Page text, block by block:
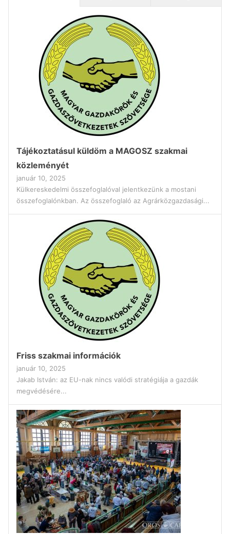
Tájékoztatásul küldöm a MAGOSZ szakmai
közleményét
január 10, 2025
Külkereskedelmi összefoglalóval jelentkezünk a mostani
összefoglalónkban. Az összefoglaló az Agrárközgazdasági...
Friss szakmai információk
január 10, 2025
Jakab István: az EU-nak nincs valódi stratégiája a gazdák
megvédésére...